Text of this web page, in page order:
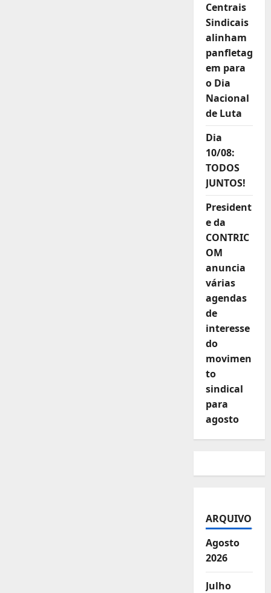
Centrais
Sindicais
alinham
panfletag
em para
o Dia
Nacional
de Luta
Dia
10/08:
TODOS
JUNTOS!
President
e da
CONTRIC
OM
anuncia
várias
agendas
de
interesse
do
movimen
to
sindical
para
agosto
ARQUIVO
Agosto
2026
Julho